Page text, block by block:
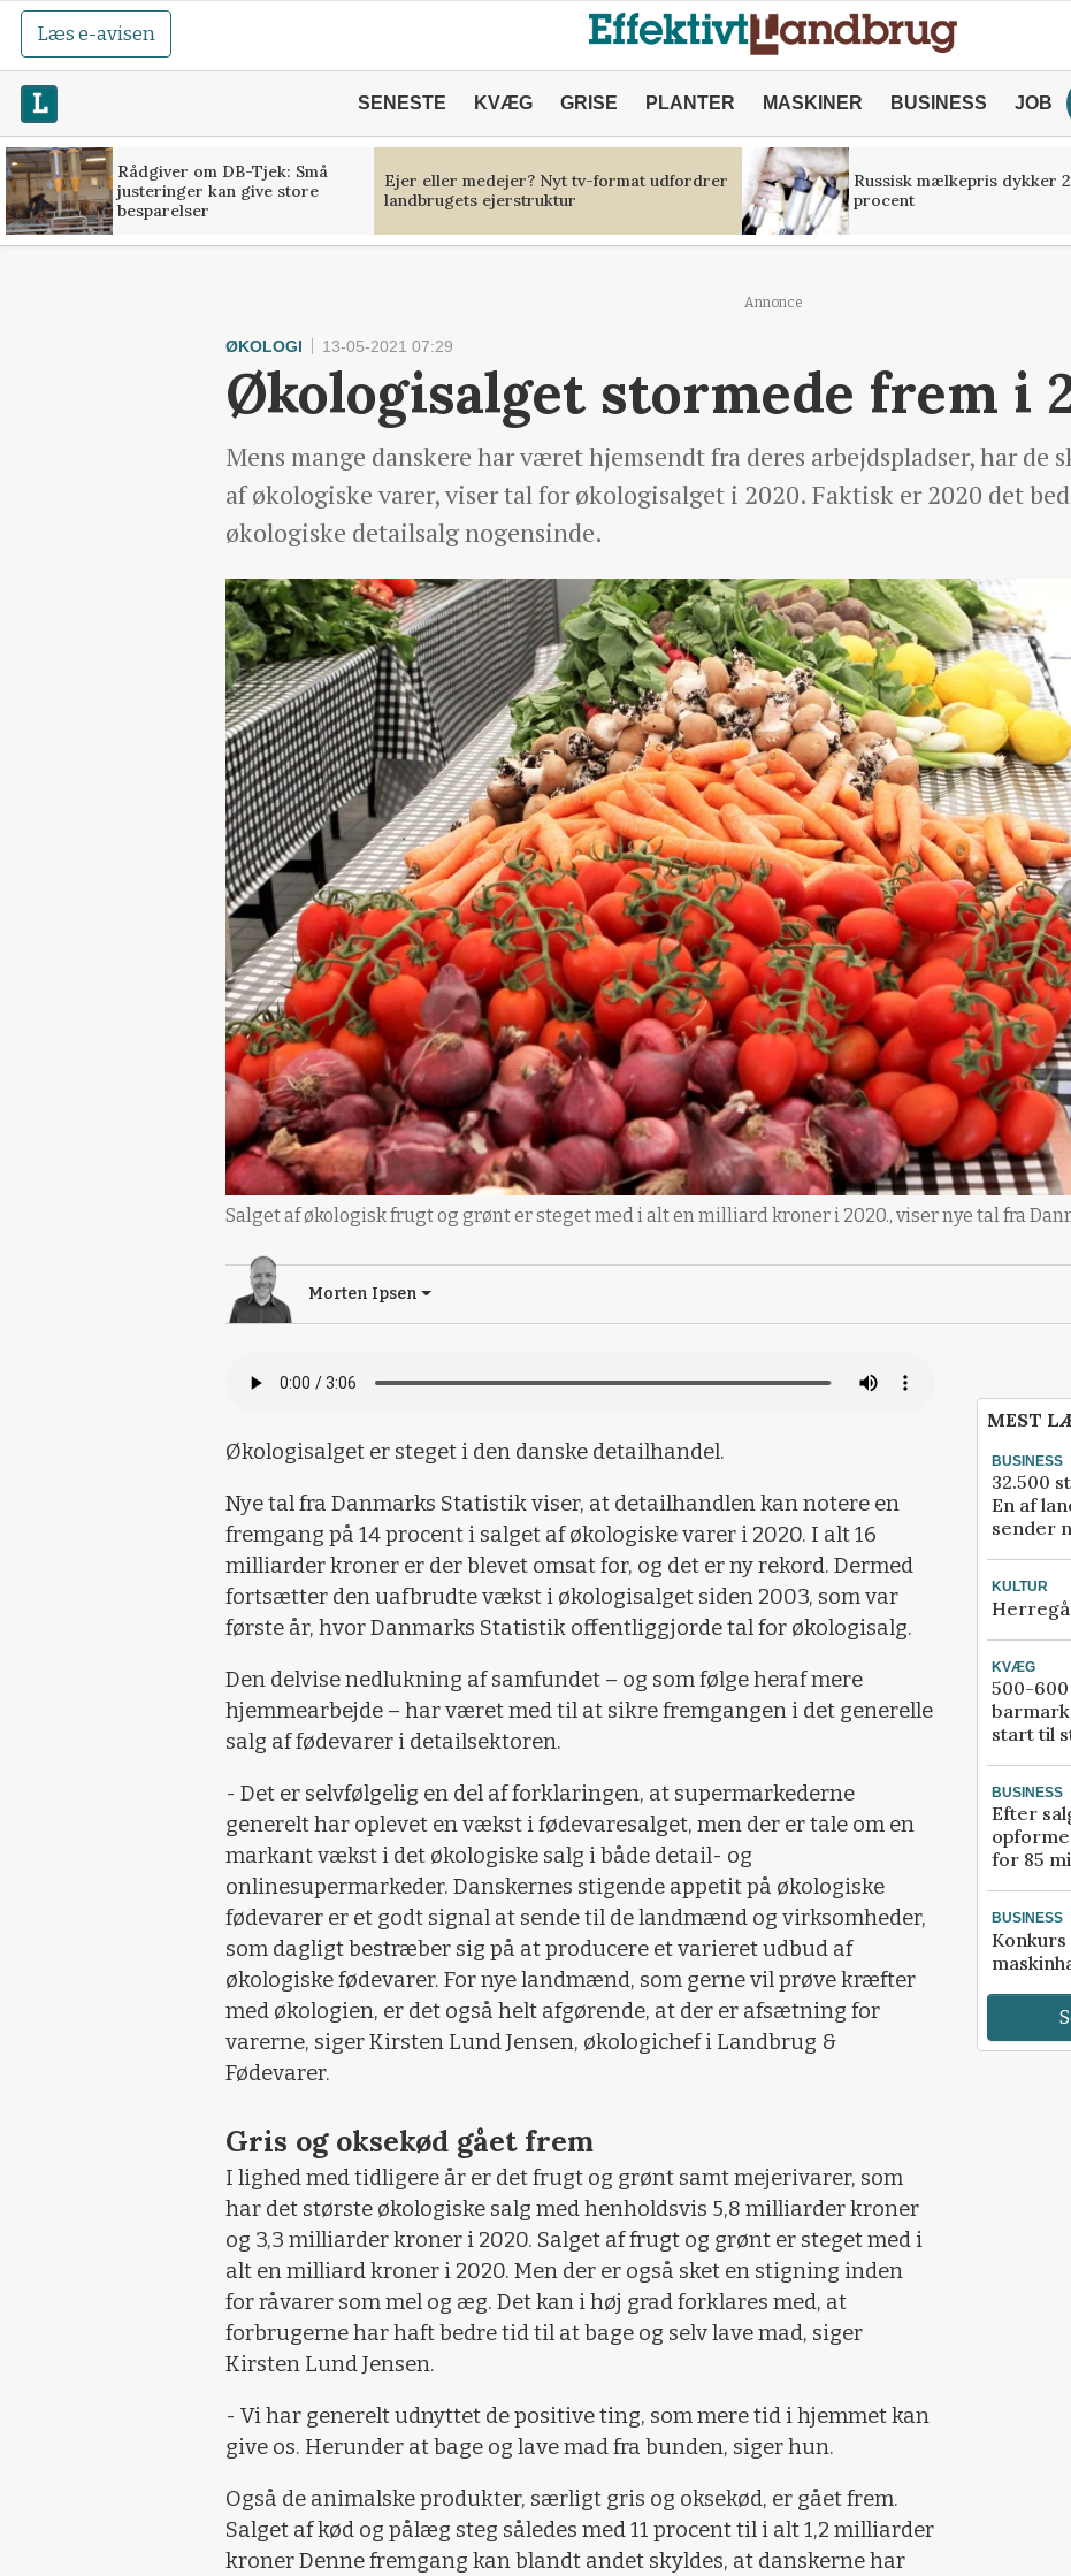
Læs e-avisen
SENESTE KVÆG GRISE PLANTER MASKINER BUSINESS JOB
Rådgiver om DB-Tjek: Små
justeringer kan give store
besparelser
Ejer eller medejer? Nyt tv-format udfordrer
landbrugets ejerstruktur
Russisk mælkepris dykker
procent
Annonce
ØKOLOGI 13-05-2021 07:29
Økologisalget stormede frem i
Mens mange danskere har været hjemsendt fra deres arbejdspladser, har de
af økologiske varer, viser tal for økologisalget i 2020. Faktisk er 2020 det
økologiske detailsalg nogensinde.
Salget af økologisk frugt og grønt er steget med i alt en milliard kroner i 2020., viser nye tal fra
Morten Ipsen
Økologisalget er steget i den danske detailhandel.
Nye tal fra Danmarks Statistik viser, at detailhandlen kan notere en
fremgang på 14 procent i salget af økologiske varer i 2020. I alt 16
milliarder kroner er der blevet omsat for, og det er ny rekord. Dermed
fortsætter den uafbrudte vækst i økologisalget siden 2003, som var
første år, hvor Danmarks Statistik offentliggjorde tal for økologisalg.
Den delvise nedlukning af samfundet – og som følge heraf mere
hjemmearbejde – har været med til at sikre fremgangen i det generelle
salg af fødevarer i detailsektoren.
- Det er selvfølgelig en del af forklaringen, at supermarkederne
generelt har oplevet en vækst i fødevaresalget, men der er tale om en
markant vækst i det økologiske salg i både detail- og
onlinesupermarkeder. Danskernes stigende appetit på økologiske
fødevarer er et godt signal at sende til de landmænd og virksomheder,
som dagligt bestræber sig på at producere et varieret udbud af
økologiske fødevarer. For nye landmænd, som gerne vil prøve kræfter
med økologien, er det også helt afgørende, at der er afsætning for
varerne, siger Kirsten Lund Jensen, økologichef i Landbrug &
Fødevarer.
Gris og oksekød gået frem
I lighed med tidligere år er det frugt og grønt samt mejerivarer, som
har det største økologiske salg med henholdsvis 5,8 milliarder kroner
og 3,3 milliarder kroner i 2020. Salget af frugt og grønt er steget med i
alt en milliard kroner i 2020. Men der er også sket en stigning inden
for råvarer som mel og æg. Det kan i høj grad forklares med, at
forbrugerne har haft bedre tid til at bage og selv lave mad, siger
Kirsten Lund Jensen.
- Vi har generelt udnyttet de positive ting, som mere tid i hjemmet kan
give os. Herunder at bage og lave mad fra bunden, siger hun.
Også de animalske produkter, særligt gris og oksekød, er gået frem.
Salget af kød og pålæg steg således med 11 procent til i alt 1,2 milliarder
kroner Denne fremgang kan blandt andet skyldes, at danskerne har
MEST
BUSINESS
32.500
En af
sender
KULTUR
KVÆG
500-
start til
BUSINESS
Efter
for 85
BUSINESS